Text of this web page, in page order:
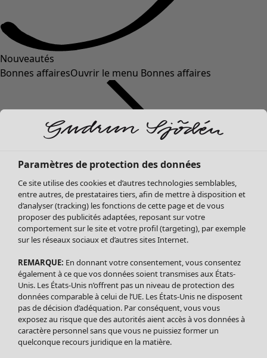
Nouveautés
Bonnes affairesOuvrir le menu Bonnes affaires
Soldes Vêtements
Tous les vêtements
Robes
Tuniques
Blouses
Tops
Gilets
Pantalon
Jupes
Paramètres de protection des données
Ce site utilise des cookies et d’autres technologies semblables,
entre autres, de prestataires tiers, afin de mettre à disposition et
d’analyser (tracking) les fonctions de cette page et de vous
proposer des publicités adaptées, reposant sur votre
comportement sur le site et votre profil (targeting), par exemple
sur les réseaux sociaux et d’autres sites Internet.
REMARQUE: En donnant votre consentement, vous consentez
également à ce que vos données soient transmises aux États-
Unis. Les États-Unis n’offrent pas un niveau de protection des
données comparable à celui de l’UE. Les États-Unis ne disposent
pas de décision d’adéquation. Par conséquent, vous vous
exposez au risque que des autorités aient accès à vos données à
caractère personnel sans que vous ne puissiez former un
quelconque recours juridique en la matière.